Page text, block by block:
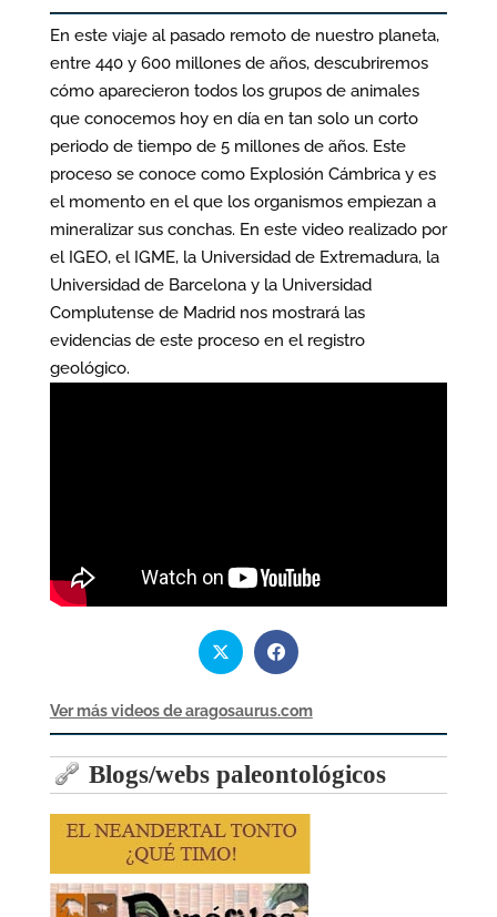
En este viaje al pasado remoto de nuestro planeta,
entre 440 y 600 millones de años, descubriremos
cómo aparecieron todos los grupos de animales
que conocemos hoy en día en tan solo un corto
periodo de tiempo de 5 millones de años. Este
proceso se conoce como Explosión Cámbrica y es
el momento en el que los organismos empiezan a
mineralizar sus conchas. En este video realizado por
el IGEO, el IGME, la Universidad de Extremadura, la
Universidad de Barcelona y la Universidad
Complutense de Madrid nos mostrará las
evidencias de este proceso en el registro
geológico.
Ver más videos de aragosaurus.com
Blogs/webs paleontológicos